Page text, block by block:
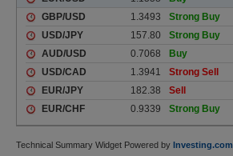
Technical Summary Widget Powered by Investing.com